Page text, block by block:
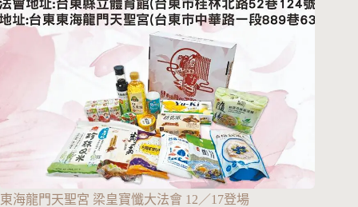
東海龍門天聖宮 梁皇寶懺大法會 12／17登場